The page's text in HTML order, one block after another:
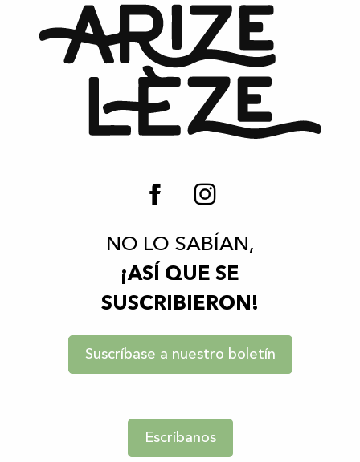
NO LO SABÍAN,
¡ASÍ QUE SE
SUSCRIBIERON!
Suscríbase a nuestro boletín
Escríbanos